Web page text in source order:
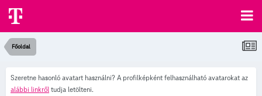
Főoldal
Szeretne hasonló avatart használni? A profilképként felhasználható avatarokat az
alábbi linkről tudja letölteni.